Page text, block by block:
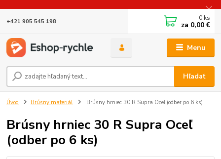
Menu
Hľadať
+421 905 545 198 0 ks
za 0,00 €
Úvod Brúsny materiál Brúsny hrniec 30 R Supra Oceľ (odber po 6 ks)
Brúsny hrniec 30 R Supra Oceľ
(odber po 6 ks)